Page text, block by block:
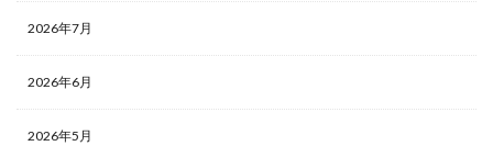
2026年7月
2026年6月
2026年5月